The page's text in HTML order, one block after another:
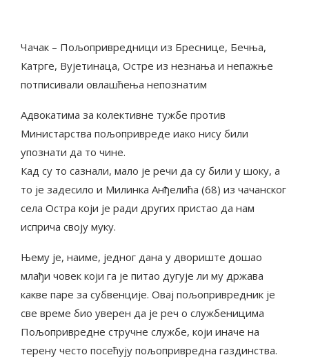
Чачак – Пољопривредници из Бреснице, Бечња,
Катрге, Вујетинаца, Остре из незнања и непажње
потписивали овлашћења непознатим
Адвокатима за колективне тужбе против
Министарства пољопривреде иако нису били
упознати да то чине.
Кад су то сазнали, мало је речи да су били у шоку, а
то је задесило и Милинка Анђелића (68) из чачанског
села Остра који је ради других пристао да нам
исприча своју муку.
Њему је, наиме, једног дана у двориште дошао
млађи човек који га је питао дугује ли му држава
какве паре за субвенције. Овај пољопривредник је
све време био уверен да је реч о службеницима
Пољопривредне стручне службе, који иначе на
терену често посећују пољопривредна газдинства.